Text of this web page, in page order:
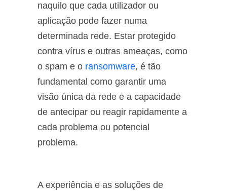
naquilo que cada utilizador ou
aplicação pode fazer numa
determinada rede. Estar protegido
contra vírus e outras ameaças, como
o spam e o ransomware, é tão
fundamental como garantir uma
visão única da rede e a capacidade
de antecipar ou reagir rapidamente a
cada problema ou potencial
problema.
A experiência e as soluções de